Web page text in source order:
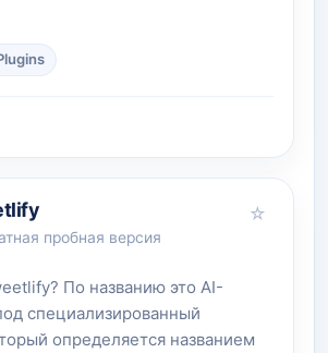
пробная версия
☆
По названию это AI-
специализированный
определяется названием